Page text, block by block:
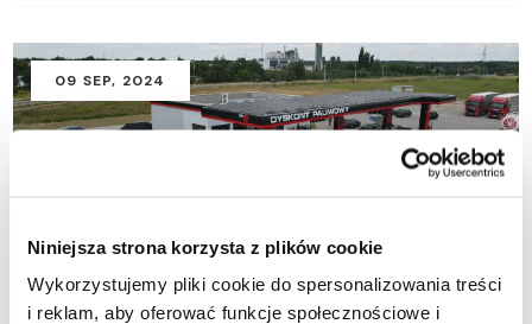
Niniejsza strona korzysta z plików cookie
Wykorzystujemy pliki cookie do spersonalizowania treści
i reklam, aby oferować funkcje społecznościowe i
09 SEP, 2024
2024-09-09
Fuel Discount Ostrów Wielkopolski